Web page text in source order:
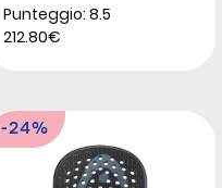
Punteggio: 8.5
212.80€
-24%